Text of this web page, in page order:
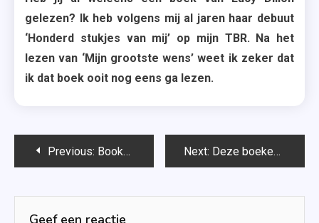
gelezen? Ik heb volgens mij al jaren haar debuut
‘Honderd stukjes van mij’ op mijn TBR. Na het
lezen van ‘Mijn grootste wens’ weet ik zeker dat
ik dat boek ooit nog eens ga lezen.
Bericht
Previous: Bookhaul september 2020 Next: Deze boeken las ik in juli, augustus en september 2020
Geef een reactie